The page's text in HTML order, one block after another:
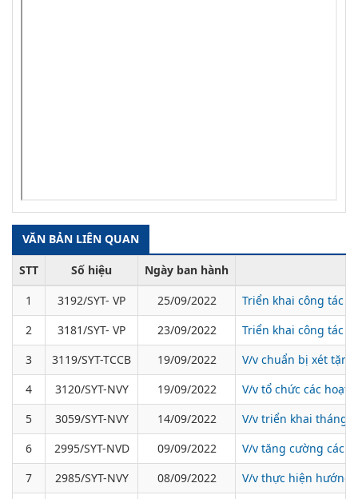
VĂN BẢN LIÊN QUAN
STT Số hiệu
Ngày ban hành
1
3192/SYT- VP 25/09/2022
Triển khai công tác
2
3181/SYT- VP 23/09/2022
Triển khai công tác
3
3119/SYT-TCCB 19/09/2022
V/v chuẩn bị xét
4
3120/SYT-NVY 19/09/2022
V/v tổ chức các hoạt
5
3059/SYT-NVY 14/09/2022
V/v triển khai tháng
6
2995/SYT-NVD 09/09/2022
V/v tăng cường các
7
2985/SYT-NVY 08/09/2022 V/v thực hiện hướng